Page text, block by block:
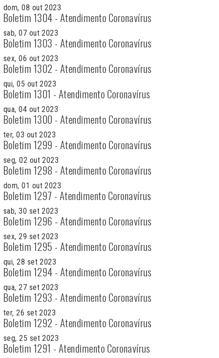
dom, 08 out 2023
Boletim 1304 - Atendimento Coronavírus
sab, 07 out 2023
Boletim 1303 - Atendimento Coronavírus
sex, 06 out 2023
Boletim 1302 - Atendimento Coronavírus
qui, 05 out 2023
Boletim 1301 - Atendimento Coronavírus
qua, 04 out 2023
Boletim 1300 - Atendimento Coronavírus
ter, 03 out 2023
Boletim 1299 - Atendimento Coronavírus
seg, 02 out 2023
Boletim 1298 - Atendimento Coronavírus
dom, 01 out 2023
Boletim 1297 - Atendimento Coronavírus
sab, 30 set 2023
Boletim 1296 - Atendimento Coronavírus
sex, 29 set 2023
Boletim 1295 - Atendimento Coronavírus
qui, 28 set 2023
Boletim 1294 - Atendimento Coronavírus
qua, 27 set 2023
Boletim 1293 - Atendimento Coronavírus
ter, 26 set 2023
Boletim 1292 - Atendimento Coronavírus
seg, 25 set 2023
Boletim 1291 - Atendimento Coronavírus